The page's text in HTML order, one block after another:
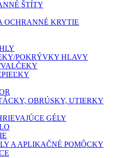
ŠTÍTY
OCHRANNÉ KRYTIE
POKRÝVKY HLAVY
OBRÚSKY, UTIERKY
GÉLY
A APLIKAČNÉ POMÔCKY